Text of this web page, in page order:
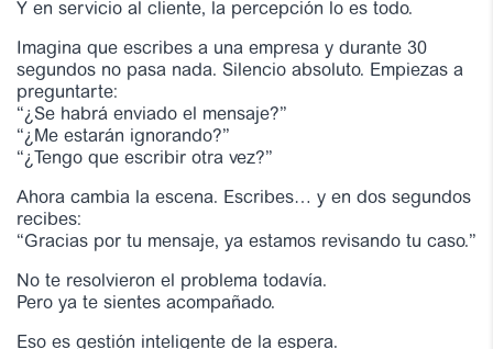
Y en servicio al cliente, la percepción lo es todo.
Imagina que escribes a una empresa y durante 30
segundos no pasa nada. Silencio absoluto. Empiezas a
preguntarte:
“¿Se habrá enviado el mensaje?”
“¿Me estarán ignorando?”
“¿Tengo que escribir otra vez?”
Ahora cambia la escena. Escribes… y en dos segundos
recibes:
“Gracias por tu mensaje, ya estamos revisando tu caso.”
No te resolvieron el problema todavía.
Pero ya te sientes acompañado.
Eso es gestión inteligente de la espera.